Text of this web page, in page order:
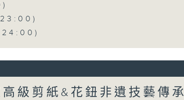
級剪紙&花鈕非遺技藝傳承